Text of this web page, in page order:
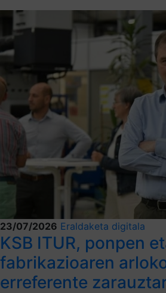
23/07/2026 Eraldaketa digitala
KSB ITUR, ponpen
fabrikazioaren
erreferente